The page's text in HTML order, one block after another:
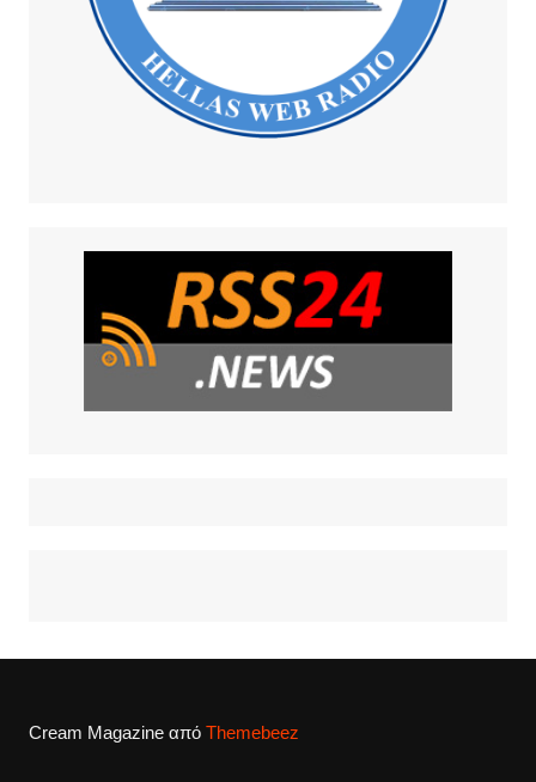
Cream Magazine από Themebeez